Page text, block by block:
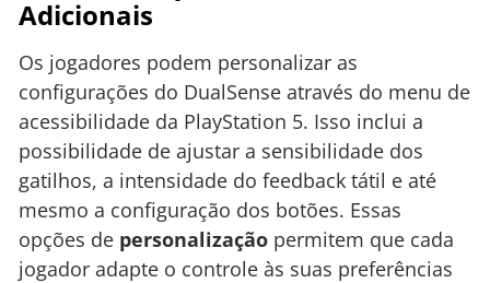
Adicionais
Os jogadores podem personalizar as
configurações do DualSense através do menu de
acessibilidade da PlayStation 5. Isso inclui a
possibilidade de ajustar a sensibilidade dos
gatilhos, a intensidade do feedback tátil e até
mesmo a configuração dos botões. Essas
opções de personalização permitem que cada
jogador adapte o controle às suas preferências